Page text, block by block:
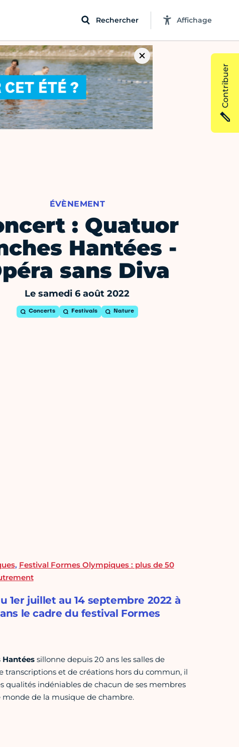
Rechercher Affichage
ÉVÈNEMENT
: Quatuor
Hantées -
sans Diva
Le samedi 6 août 2022
Concerts Festivals Nature
, Festival Formes Olympiques : plus de 50
juillet au 14 septembre 2022 à
le cadre du festival Formes
Hantées sillonne depuis 20 ans les salles de
transcriptions et de créations hors du commun, il
qualités indéniables de chacun de ses membres
monde de la musique de chambre.
Contribuer